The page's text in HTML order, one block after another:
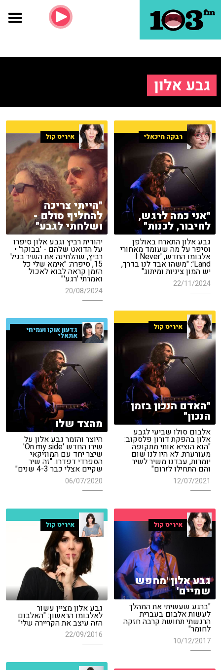
גבע אלון
רבקה מיכאלי
"אני כמה לרגש,
לחיבור, לכנות"
גבע אלון התארח באולפן
וסיפר על מה שעומד מאחורי
אלבומו החדש, 'I Never
Land': "משהו אבד לנו בדרך,
יש המון ציניות ומיתוג"
22/11/2024
איריס קול
"הייתי צריכה
להחליף סולם -
ושלחתי לגבע"
יהודית רביץ וגבע אלון סיפרו
על הדואט שלהם - 'בבוקר' •
רביץ, שהלחינה את השיר בגיל
15, סיפרה: "אימא שלי כל
הזמן קראה לבוא לאכול
ואמרתי 'רגע'"
20/08/2024
איריס קול
"האדם הנכון בזמן
הנכון"
אלבום סולו שביעי לגבע
אלון בהפקת דורון פלסקוב:
"הוא הוציא אותי מתקופה
מעורערת. לא היו לנו שום
יומרות, עבדנו משיר לשיר
והם התחילו לזרום"
12/07/2021
גדעון אוקו ועמיחי
אתאלי
מהצד שלו
היוצר והזמר גבע אלון על
שירו החדש 'On my side'
שיצר יחד עם המוזיקאי
הספרדי דפדרו: "זה שיר
שקיים אצלי כבר 4-3 שנים"
06/07/2020
איריס קול
גבע אלון 'מחפש
שמיים'
"ברגע שעשיתי את המהלך
לעשות אלבום בעברית
הרגשתי תחושת קרבה חזקה
לחומר"
10/12/2017
איריס קול
גבע אלון מציין עשור
לאלבומו הראשון: "האלבום
הזה עיצב את הקריירה שלי"
22/09/2016